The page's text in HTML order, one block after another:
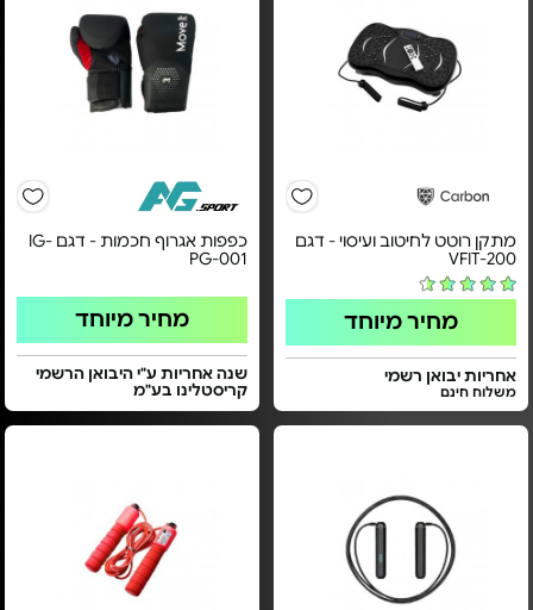
מתקן רוטט לחיטוב ועיסוי - דגם
VFIT-200
מחיר מיוחד
אחריות יבואן רשמי
משלוח חינם
כפפות אגרוף חכמות - דגם IG-
PG-001
מחיר מיוחד
שנה אחריות ע"י היבואן הרשמי
קריסטלינו בע"מ